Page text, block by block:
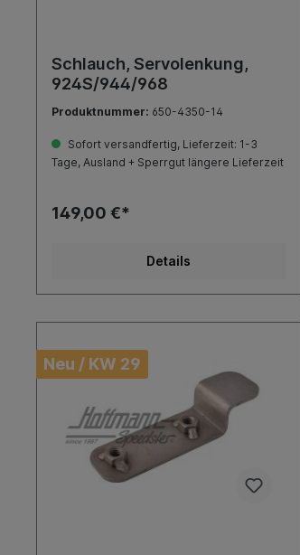
Schlauch, Servolenkung,
924S/944/968
Produktnummer: 650-4350-14
Sofort versandfertig, Lieferzeit: 1-3
Tage, Ausland + Sperrgut längere Lieferzeit
149,00 €*
Details
Neu / KW 29